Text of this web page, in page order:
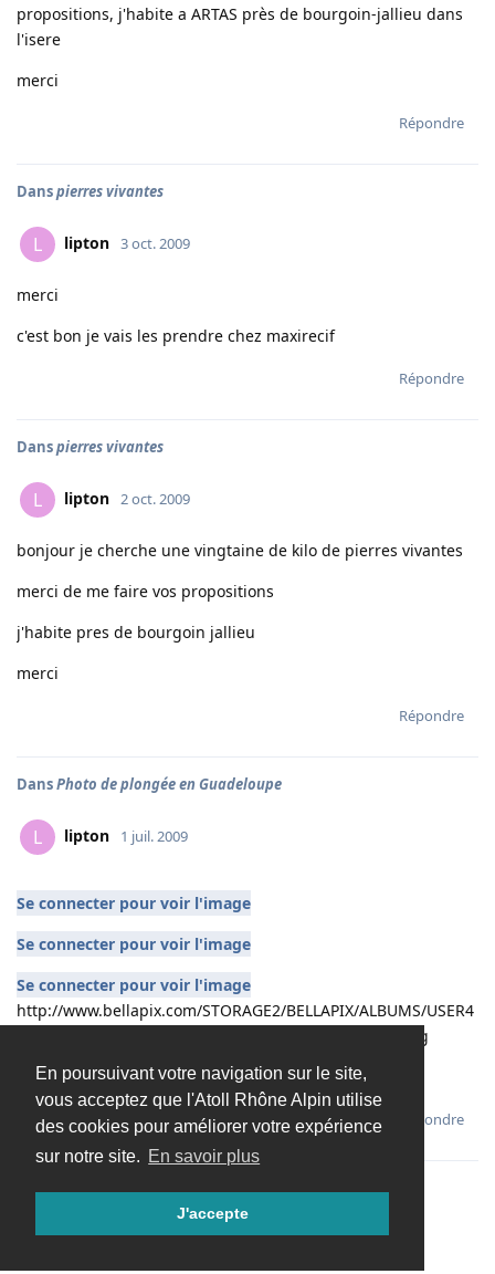
En poursuivant votre navigation sur le site,
vous acceptez que l'Atoll Rhône Alpin utilise
des cookies pour améliorer votre expérience
sur notre site. En savoir plus
J'accepte
propositions, j'habite a ARTAS près de bourgoin-jallieu dans
l'isere
merci
Répondre
Danspierres vivantes
L lipton 3 oct. 2009
merci
c'est bon je vais les prendre chez maxirecif
Répondre
Danspierres vivantes
L lipton 2 oct. 2009
bonjour je cherche une vingtaine de kilo de pierres vivantes
merci de me faire vos propositions
j'habite pres de bourgoin jallieu
merci
Répondre
DansPhoto de plongée en Guadeloupe
L lipton 1 juil. 2009
Se connecter pour voir l'image
Se connecter pour voir l'image
Se connecter pour voir l'image
http://www.bellapix.com/STORAGE2/BELLAPIX/ALBUMS/USER4
4/USER442a/USER442a6fa3e3438/images/DSC00672.jpg
voila quelques photos que je te parlais hier
Répondre